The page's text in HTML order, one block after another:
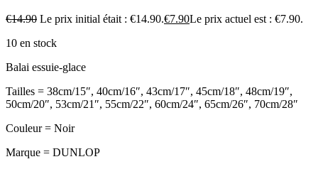
€14.90 Le prix initial était : €14.90.€7.90Le prix actuel est : €7.90.
10 en stock
Balai essuie-glace
Tailles = 38cm/15″, 40cm/16″, 43cm/17″, 45cm/18″, 48cm/19″,
50cm/20″, 53cm/21″, 55cm/22″, 60cm/24″, 65cm/26″, 70cm/28″
Couleur= Noir
Marque = DUNLOP